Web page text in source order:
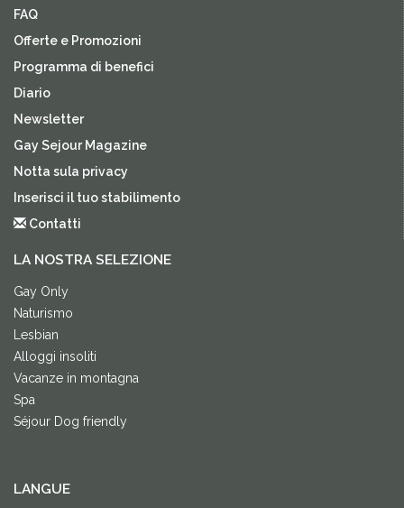
FAQ
Offerte e Promozioni
Programma di benefici
Diario
Newsletter
Gay Sejour Magazine
Notta sula privacy
Inserisci il tuo stabilimento
Contatti
LA NOSTRA SELEZIONE
Gay Only
Naturismo
Lesbian
Alloggi insoliti
Vacanze in montagna
Spa
Séjour Dog friendly
LANGUE